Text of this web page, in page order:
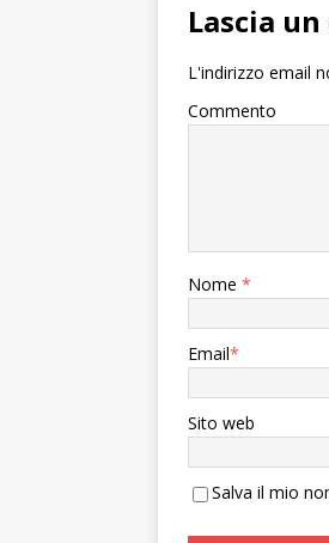
Lascia
L'indirizzo email
Commento
Nome *
Email*
Sito web
Salva il mio